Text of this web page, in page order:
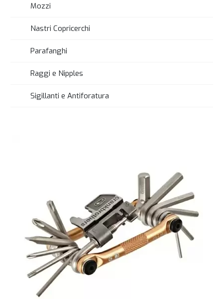
Mozzi
Nastri Copricerchi
Parafanghi
Raggi e Nipples
Sigillanti e Antiforatura